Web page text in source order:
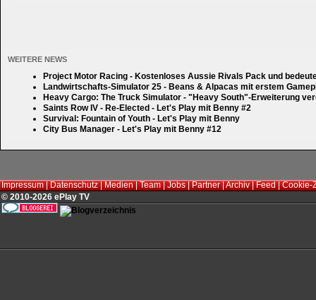
WEITERE NEWS
Project Motor Racing - Kostenloses Aussie Rivals Pack und
Landwirtschafts-Simulator 25 - Beans & Alpacas mit erstem
Heavy Cargo: The Truck Simulator - "Heavy South"-Erweiterung
Saints Row IV - Re-Elected - Let's Play mit Benny #2
Survival: Fountain of Youth - Let's Play mit Benny
City Bus Manager - Let's Play mit Benny #12
Impressum|Datenschutz|Medien|Team|Jobs|Partner|Archiv|Feed|Cookie-
© 2010-2026 ePlay TV